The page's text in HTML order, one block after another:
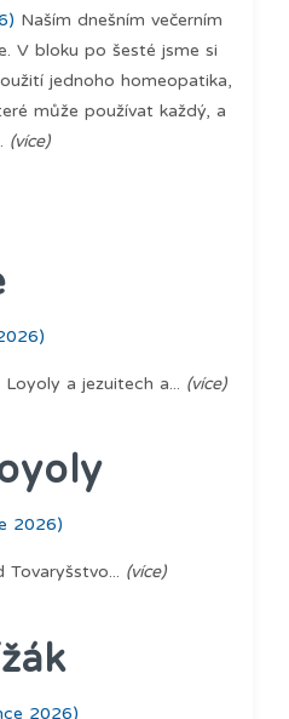
Naším dnešním večerním
V bloku po šesté jsme si
jednoho homeopatika,
může používat každý, a
(více)
a jezuitech a... (více)
2026)
Tovaryšstvo... (více)
2026)